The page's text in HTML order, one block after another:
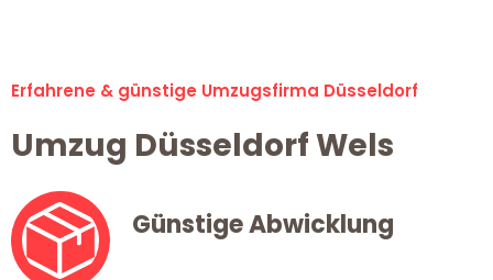
Erfahrene & günstige Umzugsfirma Düsseldorf
Umzug Düsseldorf Wels
Günstige Abwicklung